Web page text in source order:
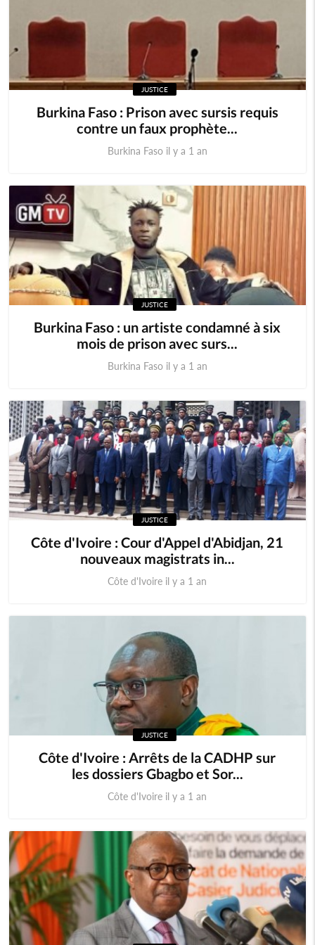
JUSTICE
Burkina Faso : Prison avec sursis requis
contre un faux prophète...
Burkina Faso il y a 1 an
JUSTICE
Burkina Faso : un artiste condamné à six
mois de prison avec surs...
Burkina Faso il y a 1 an
JUSTICE
Côte d'Ivoire : Cour d'Appel d'Abidjan, 21
nouveaux magistrats in...
Côte d'Ivoire il y a 1 an
JUSTICE
Côte d'Ivoire : Arrêts de la CADHP sur
les dossiers Gbagbo et Sor...
Côte d'Ivoire il y a 1 an